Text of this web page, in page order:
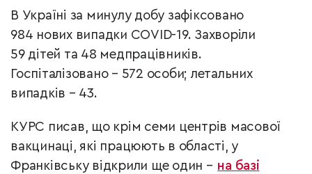
В Україні за минулу добу зафіксовано
984 нових випадки COVID-19. Захворіли
59 дітей та 48 медпрацівників.
Госпіталізовано – 572 особи; летальних
випадків – 43.
КУРС писав, що крім семи центрів масової
вакцинаці, які працюють в області, у
Франківську відкрили ще один – на базі